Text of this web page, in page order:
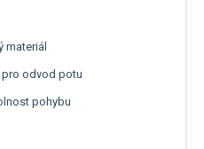
materiál
pro odvod potu
pohybu